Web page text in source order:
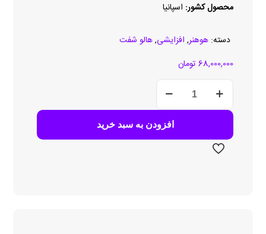
محصول کشور: اسپانیا
دسته:هوهنر, افزایشی,هالو شفت
68,000,000 تومان
انکودر
PR90H-
22C1C-
C
افزودن به سبد خرید